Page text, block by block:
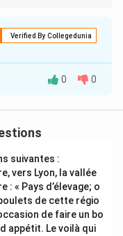
going?). It shows
Verified By Collegedunia
Format
right corner (e.g.,
left (e.g., Cher
right (e.g.,
0 0
suivantes :
vers Lyon, la vallée
: « Pays d’élevage; o
de cette régio
de faire un bo
appétit. Le voilà qui